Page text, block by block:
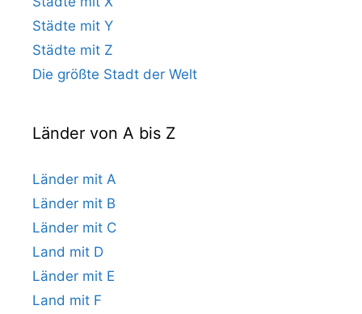
Städte mit Y
Städte mit Z
Die größte Stadt der Welt
Länder von A bis Z
Länder mit A
Länder mit B
Länder mit C
Land mit D
Länder mit E
Land mit F